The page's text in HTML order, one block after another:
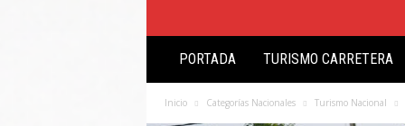
s
ó
PORTADA TURISMO CARRETERA
Inicio Categorías Nacionales Turismo Nacional